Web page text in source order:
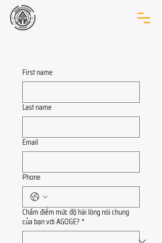
First name
Last name
Email
Phone
Chấm điểm mức độ hài lòng nói chung
của bạn với AGOGE?*